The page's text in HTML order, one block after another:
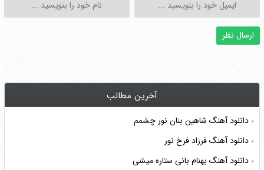
آخرین مطالب
دانلود آهنگ شاهین بنان نور چشمم
دانلود آهنگ فرزاد فرخ نور
دانلود آهنگ بهنام بانی ستاره میشی